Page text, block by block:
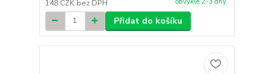
148 CZK bez DPH
Přidat do košíku